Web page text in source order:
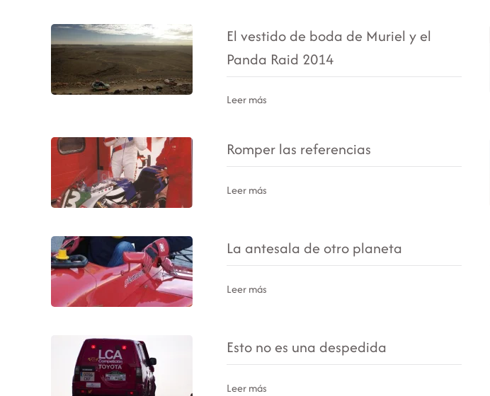
El vestido de boda de Muriel y el
Panda Raid 2014
Leer más
Romper las referencias
Leer más
La antesala de otro planeta
Leer más
Esto no es una despedida
Leer más